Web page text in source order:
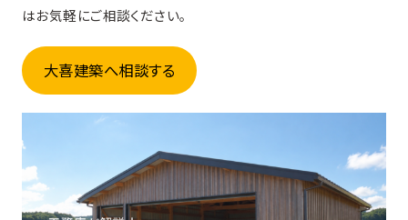
はお気軽にご相談ください。
大喜建築へ相談する